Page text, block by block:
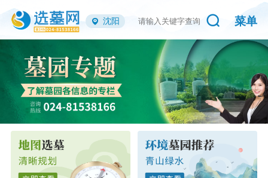
沈阳 菜单